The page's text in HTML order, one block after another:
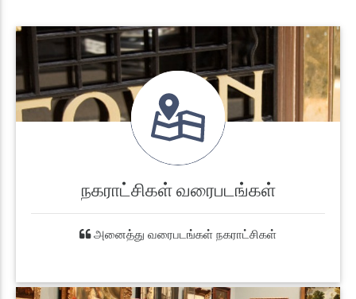
நகராட்சிகள் வரைபடங்கள்
அனைத்து வரைபடங்கள் நகராட்சிகள்